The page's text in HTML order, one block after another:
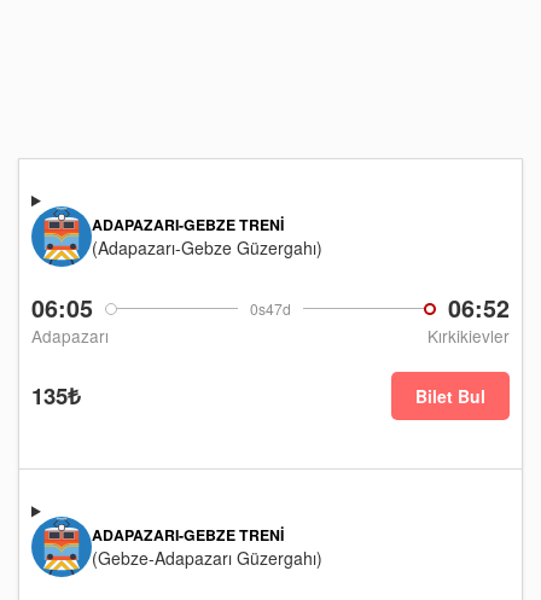
06:05 0s47d 06:52
Adapazarı Kırkikievler
ADAPAZARI-GEBZE TRENI
(Adapazarı-Gebze Güzergahı)
135₺ Bilet Bul
ADAPAZARI-GEBZE TRENI
(Gebze-Adapazarı Güzergahı)